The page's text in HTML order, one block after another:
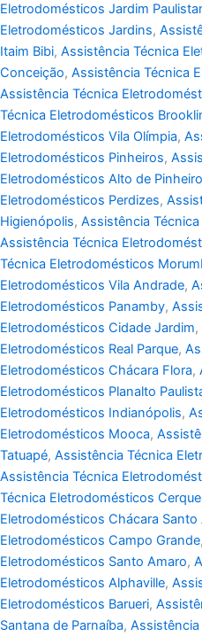
Eletrodomésticos Jardim
Eletrodomésticos Jardins,
Itaim Bibi, Assistência Técnica
Conceição, Assistência Técnica
Assistência Técnica
Técnica Eletrodomésticos
Eletrodomésticos Vila Olímpia,
Eletrodomésticos Pinheiros,
Eletrodomésticos Alto de
Eletrodomésticos Perdizes,
Higienópolis, Assistência
Assistência Técnica
Técnica Eletrodomésticos
Eletrodomésticos Vila Andrade,
Eletrodomésticos Panamby,
Eletrodomésticos Cidade Jardim,
Eletrodomésticos Real Parque,
Eletrodomésticos Chácara Flora,
Eletrodomésticos Planalto
Eletrodomésticos Indianópolis,
Eletrodomésticos Mooca,
Tatuapé, Assistência Técnica
Assistência Técnica
Técnica Eletrodomésticos
Eletrodomésticos Chácara Santo
Eletrodomésticos Campo Grande,
Eletrodomésticos Santo Amaro,
Eletrodomésticos Alphaville,
Eletrodomésticos Barueri,
Santana de Parnaíba,